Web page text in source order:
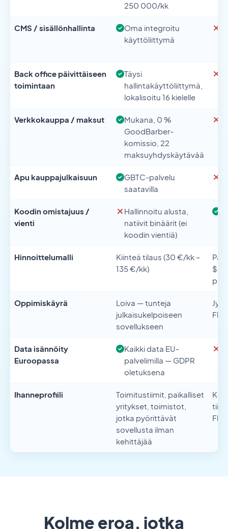
250 000/kk
CMS / sisällönhallinta
Oma integroitu
käyttöliittymä
Back office päivittäiseen
toimintaan
Täysi
hallintakäyttöliittymä,
lokalisoitu 16 kielelle
Verkkokauppa / maksut
Mukana, 0 %
GoodBarber-
komissio, 22
maksuyhdyskäytävää
Apu kauppajulkaisuun
GBTC-palvelu
saatavilla
Koodin omistajuus /
vienti
Hallinnoitu alusta,
natiivit binäärit (ei
koodin vientiä)
Hinnoittelumalli
Kiinteä tilaus (30 €/kk –
135 €/kk)
$+/
Oppimiskäyrä
Loiva — tunteja
julkaisukelpoiseen
sovellukseen
Data isännöity
Euroopassa
Kaikki data EU-
palvelimilla — GDPR
oletuksena
Ihanneprofiili
Toimitustiimit, paikalliset
yritykset, toimistot,
jotka pyörittävät
sovellusta ilman
kehittäjää
Kolme eroa, jotka